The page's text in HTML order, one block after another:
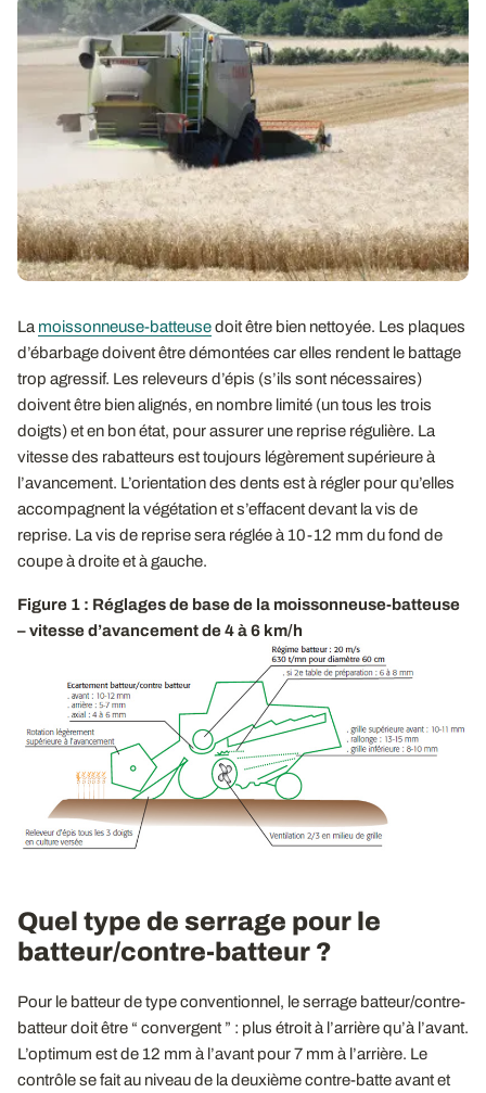
La moissonneuse-batteusedoit être bien nettoyée. Les plaques
d’ébarbage doivent être démontées car elles rendent le battage
trop agressif. Les releveurs d’épis (s’ils sont nécessaires)
doivent être bien alignés, en nombre limité (un tous les trois
doigts) et en bon état, pour assurer une reprise régulière. La
vitesse des rabatteurs est toujours légèrement supérieure à
l’avancement. L’orientation des dents est à régler pour qu’elles
accompagnent la végétation et s’effacent devant la vis de
reprise. La vis de reprise sera réglée à 10-12 mm du fond de
coupe à droite et à gauche.
Figure 1 : Réglages de base de la moissonneuse-batteuse
– vitesse d’avancement de 4 à 6 km/h
Quel type de serrage pour le
batteur/contre-batteur ?
Pour le batteur de type conventionnel, le serrage batteur/contre-
batteur doit être “ convergent ” : plus étroit à l’arrière qu’à l’avant.
L’optimum est de 12 mm à l’avant pour 7 mm à l’arrière. Le
contrôle se fait au niveau de la deuxième contre-batte avant et